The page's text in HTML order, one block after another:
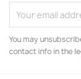
You may
contact info in the